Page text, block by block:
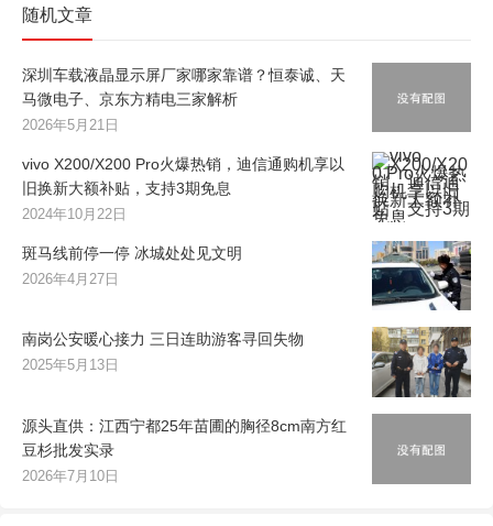
随机文章
深圳车载液晶显示屏厂家哪家靠谱？恒泰诚、天
马微电子、京东方精电三家解析
2026年5月21日
vivo X200/X200 Pro火爆热销，迪信通购机享以
旧换新大额补贴，支持3期免息
2024年10月22日
斑马线前停一停 冰城处处见文明
2026年4月27日
南岗公安暖心接力 三日连助游客寻回失物
2025年5月13日
源头直供：江西宁都25年苗圃的胸径8cm南方红
豆杉批发实录
2026年7月10日